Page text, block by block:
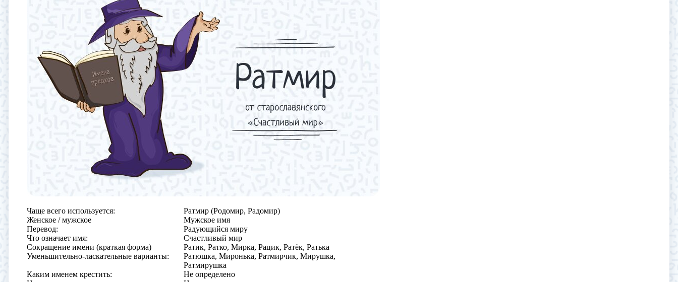
Чаще всего используется:
Ратмир (Родомир, Радомир)
Женское / мужское
Мужское имя
Перевод:
Радующийся миру
Что означает имя:
Счастливый мир
Сокращение имени (краткая форма)
Ратик, Ратко, Мирка, Рацик, Ратёк, Ратька
Уменьшительно-ласкательные варианты:
Ратюшка, Миронька, Ратмирчик, Мирушка,
Ратмирушка
Каким именем крестить:
Не определено